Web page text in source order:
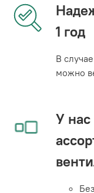
1 год
В
можно
У